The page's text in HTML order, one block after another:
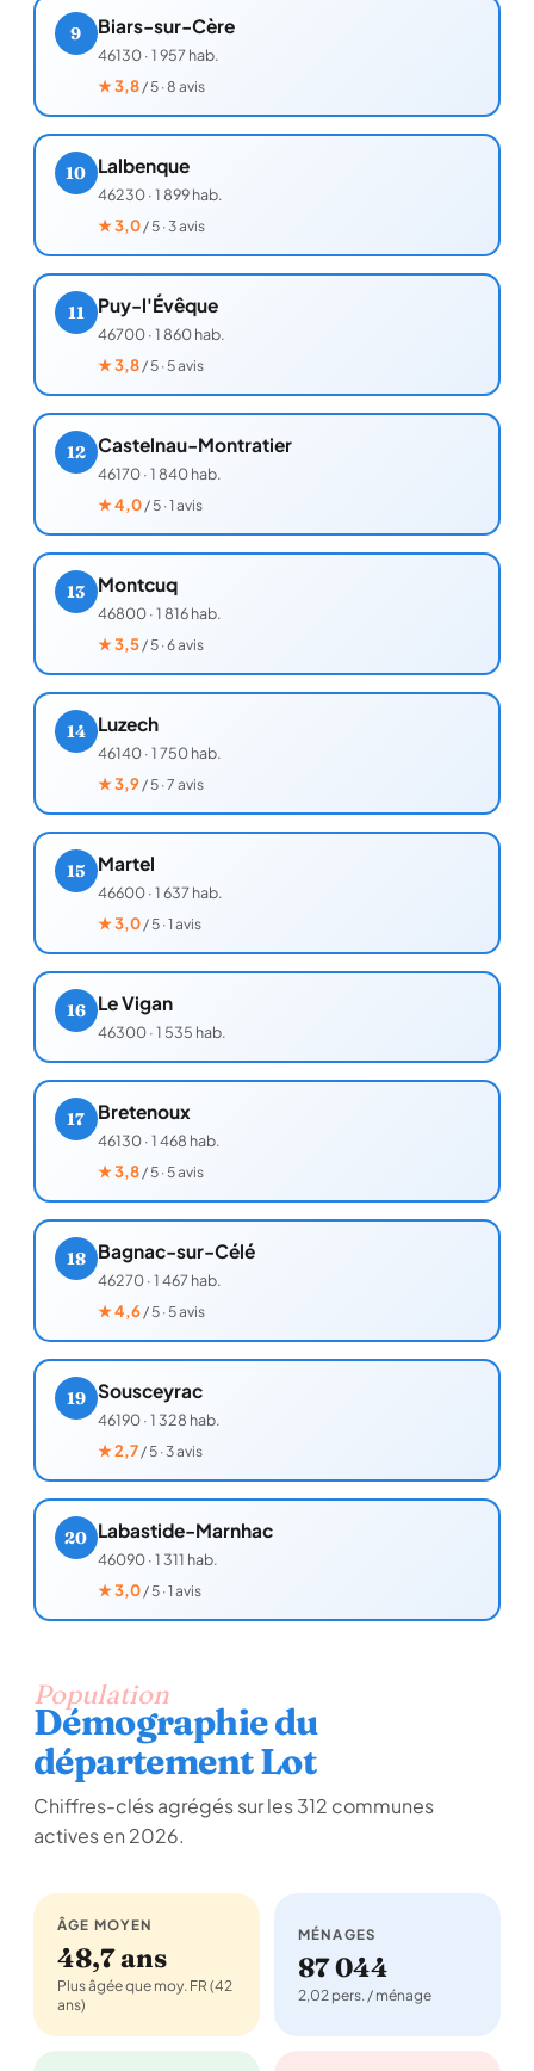
9 Biars-sur-Cère
46130·1 957 hab.
★3,8/ 5 · 8 avis
10 Lalbenque
46230·1 899 hab.
★3,0/ 5 · 3 avis
11 Puy-l'Évêque
46700·1 860 hab.
★3,8/ 5 · 5 avis
12 Castelnau-Montratier
46170·1 840 hab.
★4,0/ 5 · 1 avis
13 Montcuq
46800·1 816 hab.
★3,5/ 5 · 6 avis
14 Luzech
46140·1 750 hab.
★3,9/ 5 · 7 avis
15 Martel
46600·1 637 hab.
★3,0/ 5 · 1 avis
16 Le Vigan
46300·1 535 hab.
17 Bretenoux
46130·1 468 hab.
★3,8/ 5 · 5 avis
18 Bagnac-sur-Célé
46270·1 467 hab.
★4,6/ 5 · 5 avis
19 Sousceyrac
46190·1 328 hab.
★2,7/ 5 · 3 avis
20 Labastide-Marnhac
46090·1 311 hab.
★3,0/ 5 · 1 avis
Population
Démographie du
département Lot
Chiffres-clés agrégés sur les 312 communes
actives en 2026.
ÂGE MOYEN
48,7 ans
Plus âgée que moy. FR (42
ans)
MÉNAGES
87 044
2,02 pers. / ménage